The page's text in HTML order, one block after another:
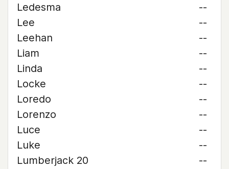
Ledesma
--
Lee
--
Leehan
--
Liam
--
Linda
--
Locke
--
Loredo
--
Lorenzo
--
Luce
--
Luke
--
Lumberjack 20
--